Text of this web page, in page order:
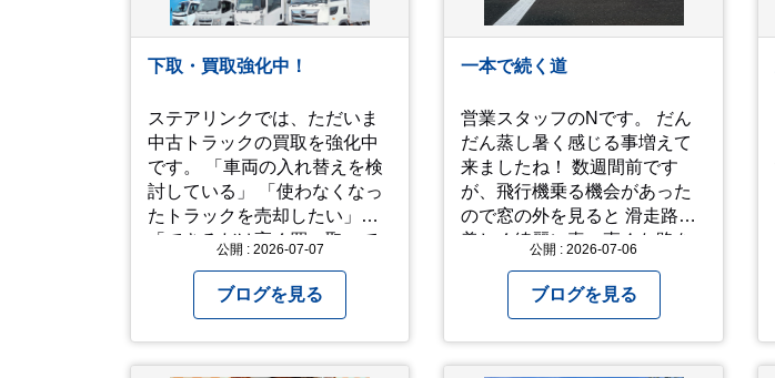
ここだけの公開とします。 非
常に暑苦しいのでご観覧され
る方は、ご注意くださいま
せ。 では、熱中症に気を付け
https://youtu.be/QWVP8qzpsUE
下取・買取強化中！
ステアリンクでは、ただいま
中古トラックの買取を強化中
です。 「車両の入れ替えを検
討している」 「使わなくなっ
たトラックを売却したい」
「できるだけ高く買い取って
ひ一度ご相談ください。 高年
式車はもちろん、走行距離が
多い車両も積極的に査定して
います。全国のお客様から多
公開 : 2026-07-07
ブログを見る
一本で続く道
営業スタッフのNです。 だん
だん蒸し暑く感じる事増えて
来ましたね！ 数週間前です
が、飛行機乗る機会があった
ので窓の外を見ると 滑走路の
美しく綺麗に真っ直ぐな路を
い出したりしました… 心が洗
われるような気持ちにもなり
ました。 たまにこういう景色
も見るのも、いいものです
公開 : 2026-07-06
ブログを見る